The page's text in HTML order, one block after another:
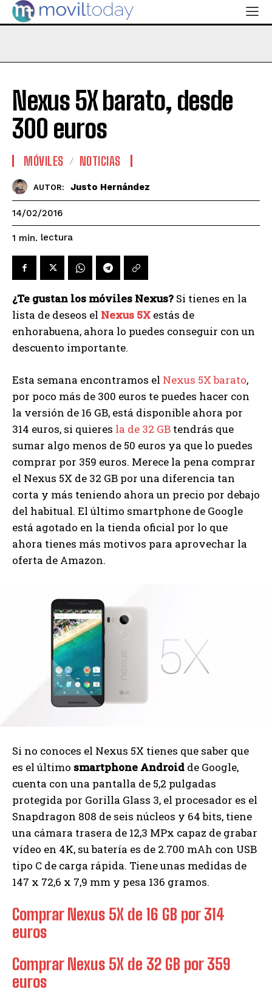
Nexus 5X barato, desde
300 euros
MÓVILES NOTICIAS
AUTOR: Justo Hernández
14/02/2016
1 min. lectura
¿Te gustan los móviles Nexus? Si tienes en la
lista de deseos el Nexus 5X estás de
enhorabuena, ahora lo puedes conseguir con un
descuento importante.
Esta semana encontramos el Nexus 5X barato,
por poco más de 300 euros te puedes hacer con
la versión de 16 GB, está disponible ahora por
314 euros, si quieres la de 32 GB tendrás que
sumar algo menos de 50 euros ya que lo puedes
comprar por 359 euros. Merece la pena comprar
el Nexus 5X de 32 GB por una diferencia tan
corta y más teniendo ahora un precio por debajo
del habitual. El último smartphone de Google
está agotado en la tienda oficial por lo que
ahora tienes más motivos para aprovechar la
oferta de Amazon.
Si no conoces el Nexus 5X tienes que saber que
es el último smartphone Android de Google,
cuenta con una pantalla de 5,2 pulgadas
protegida por Gorilla Glass 3, el procesador es el
Snapdragon 808 de seis núcleos y 64 bits, tiene
una cámara trasera de 12,3 MPx capaz de grabar
vídeo en 4K, su batería es de 2.700 mAh con USB
tipo C de carga rápida. Tiene unas medidas de
147 x 72,6 x 7,9 mm y pesa 136 gramos.
Comprar Nexus 5X de 16 GB por 314
euros
Comprar Nexus 5X de 32 GB por 359
euros